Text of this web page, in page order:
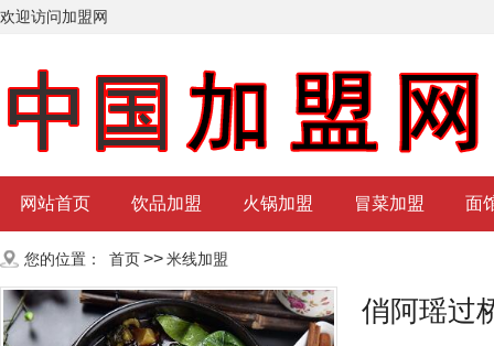
欢迎访问加盟网
网站首页 饮品加盟 火锅加盟 冒菜加盟 面
您的位置： 首页>>米线加盟
俏阿瑶过